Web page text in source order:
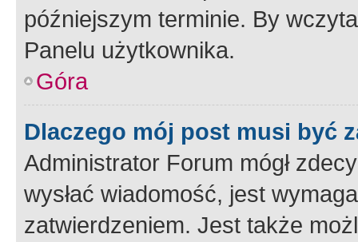
późniejszym terminie. By
Panelu użytkownika.
Góra
Dlaczego mój post musi być
Administrator Forum mógł
wysłać wiadomość, jest
zatwierdzeniem. Jest także